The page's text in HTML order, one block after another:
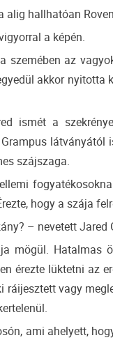
hallhatóan
a képén.
szemében az
akkor
ismét a
szájszaga.
hogy a szája
– nevetett Jared
mögül. Hatalmas
érezte lüktetni az
ráijesztett vagy
ami ahelyett,